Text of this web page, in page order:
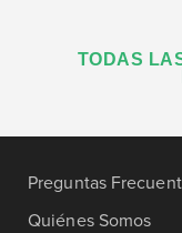
TODAS
Preguntas
Quiénes Somos